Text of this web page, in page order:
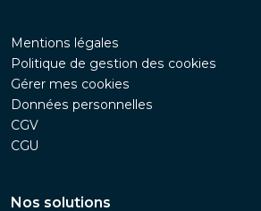
Mentions légales
Politique de gestion des cookies
Gérer mes cookies
Données personnelles
CGV
CGU
Nos solutions